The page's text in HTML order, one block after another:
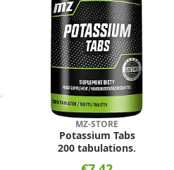
MZ-STORE
Potassium Tabs
200 tabulations.